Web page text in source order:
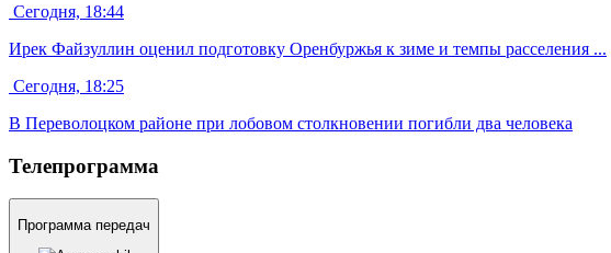
Сегодня, 18:44
Ирек Файзуллин оценил подготовку Оренбуржья к зиме и темпы расселения ...
Сегодня, 18:25
В Переволоцком районе при лобовом столкновении погибли два человека
Телепрограмма
Программа передач